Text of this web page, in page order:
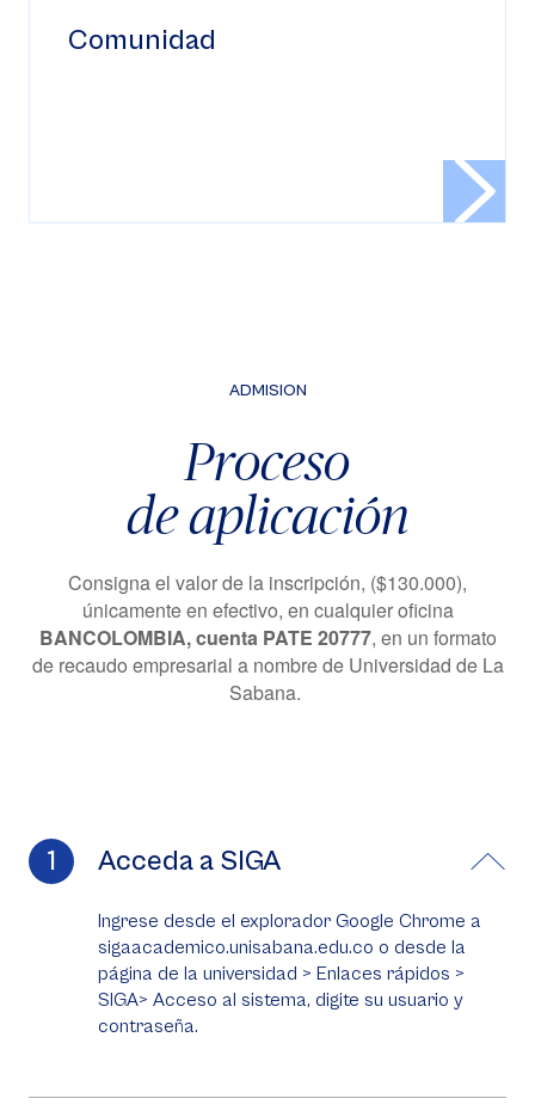
Comunidad
ADMISION
Proceso
de aplicación
Consigna el valor de la inscripción, ($130.000),
únicamente en efectivo, en cualquier oficina
BANCOLOMBIA, cuenta PATE 20777, en un formato
de recaudo empresarial a nombre de Universidad de La
Sabana.
Acceda a SIGA
Ingrese desde el explorador Google Chrome a
sigaacademico.unisabana.edu.co o desde la
página de la universidad > Enlaces rápidos >
SIGA> Acceso al sistema, digite su usuario y
contraseña.